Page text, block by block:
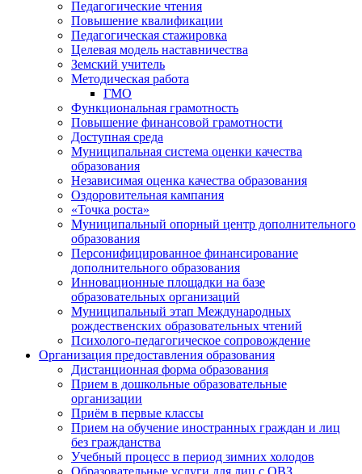
Педагогические чтения
Повышение квалификации
Педагогическая стажировка
Целевая модель наставничества
Земский учитель
Методическая работа
ГМО
Функциональная грамотность
Повышение финансовой грамотности
Доступная среда
Муниципальная система оценки качества
образования
Независимая оценка качества образования
Оздоровительная кампания
«Точка роста»
Муниципальный опорный центр дополнительного
образования
Персонифицированное финансирование
дополнительного образования
Инновационные площадки на базе
образовательных организаций
Муниципальный этап Международных
рождественских образовательных чтений
Психолого-педагогическое сопровождение
Организация предоставления образования
Дистанционная форма образования
Прием в дошкольные образовательные
организации
Приём в первые классы
Прием на обучение иностранных граждан и лиц
без гражданства
Учебный процесс в период зимних холодов